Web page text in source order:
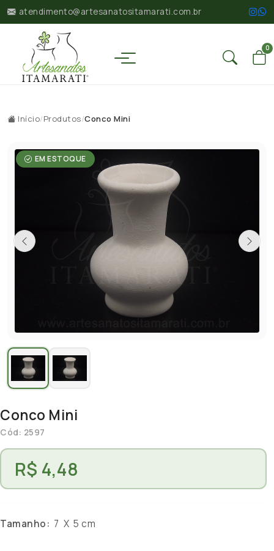
atendimento@artesanatositamarati.com.br
0
Início/Produtos/Conco Mini
EM ESTOQUE
Conco Mini
Cód: 2597
R$ 4,48
Tamanho: 7 X 5 cm